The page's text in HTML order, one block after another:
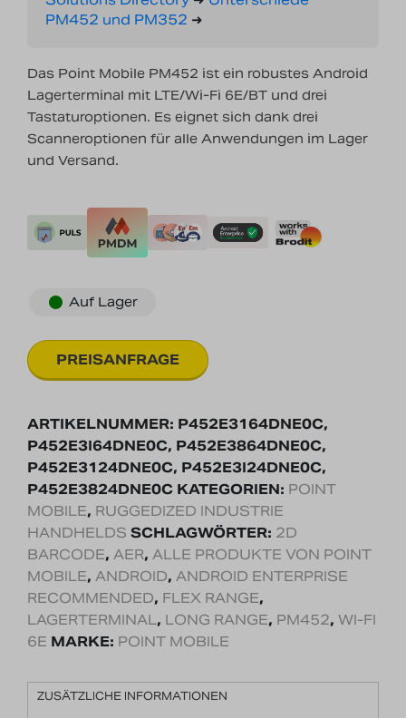
PM452 und PM352 ➜
Das Point Mobile PM452 ist ein robustes Android
Lagerterminal mit LTE/Wi-Fi 6E/BT und drei
Tastaturoptionen. Es eignet sich dank drei
Scanneroptionen für alle Anwendungen im Lager
und Versand.
Auf Lager
ARTIKELNUMMER: P452E3164DNE0C,
P452E3I64DNE0C, P452E3864DNE0C,
P452E3124DNE0C, P452E3I24DNE0C,
P452E3824DNE0C KATEGORIEN: POINT
MOBILE, RUGGEDIZED INDUSTRIE
HANDHELDS SCHLAGWÖRTER: 2D
BARCODE, AER, ALLE PRODUKTE VON POINT
MOBILE, ANDROID, ANDROID ENTERPRISE
RECOMMENDED, FLEX RANGE,
LAGERTERMINAL, LONG RANGE, PM452, WI-FI
6E MARKE: POINT MOBILE
ZUSÄTZLICHE INFORMATIONEN